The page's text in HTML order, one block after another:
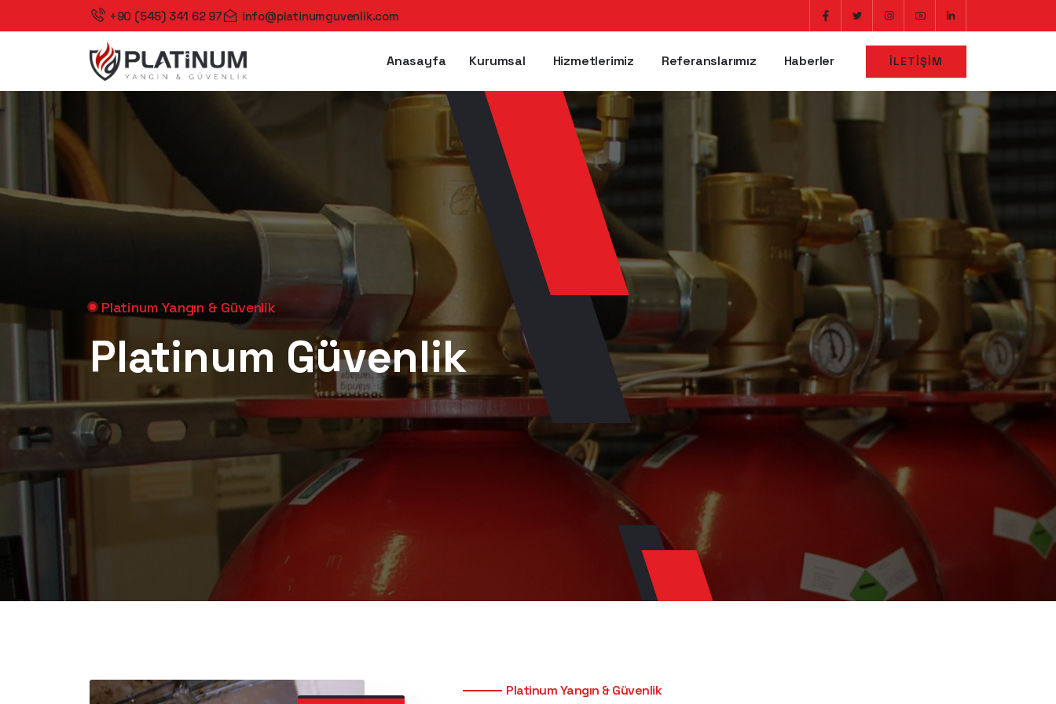
+90 (545) 341 62 97 info@platinumguvenlik.com
Anasayfa Kurumsal Hizmetlerimiz Referanslarımız Haberler İLETIŞIM
Platinum Yangın & Güvenlik
Platinum Güvenlik
Platinum Yangın & Güvenlik